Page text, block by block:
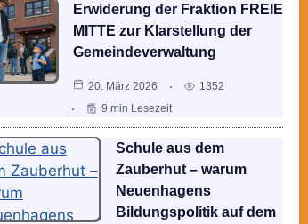
Erwiderung der Fraktion FREIE
MITTE zur Klarstellung der
Gemeindeverwaltung
20. März 2026
1352
9 min Lesezeit
Schule aus dem
Zauberhut – warum
Neuenhagens
Bildungspolitik auf dem